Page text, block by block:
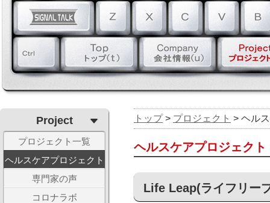
トップ> プロジェクト > ヘル
ヘルスケアプロジェクト
Life Leap(ライフリー
Project
プロジェクト一覧
ヘルスケアプロジェクト
専門家の声
コロナラボ